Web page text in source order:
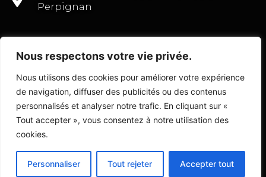
Nous respectons votre vie privée.
Nous utilisons des cookies pour améliorer votre expérience
de navigation, diffuser des publicités ou des contenus
personnalisés et analyser notre trafic. En cliquant sur «
Tout accepter », vous consentez à notre utilisation des
cookies.
Personnaliser Tout rejeter Accepter tout
Perpignan
CONTACTEZ-NOUS
© Copyright 2022 Transactions Commerce 66
Fait avec par l’Agence D2 Prod